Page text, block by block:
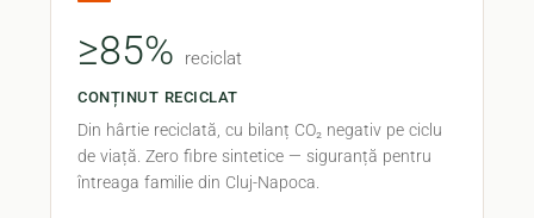
≥85% reciclat
CONȚINUT RECICLAT
Din hârtie reciclată, cu bilanț CO₂ negativ pe ciclu
de viață. Zero fibre sintetice — siguranță pentru
întreaga familie din Cluj-Napoca.